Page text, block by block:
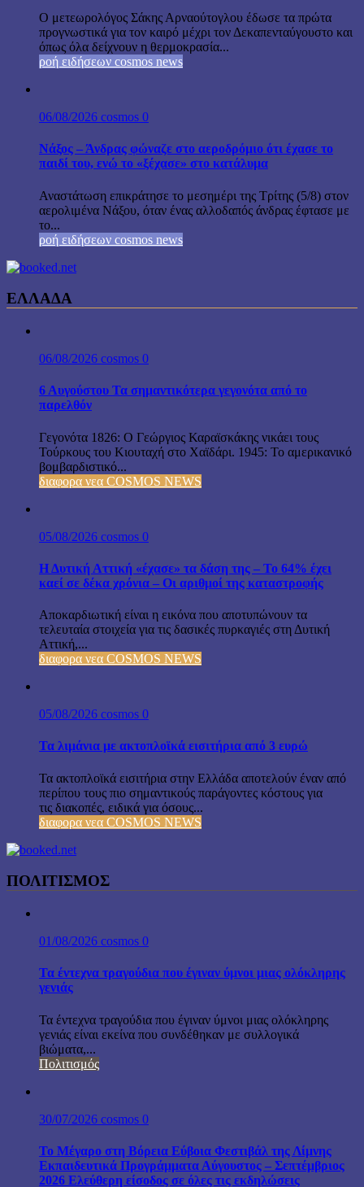
Ο μετεωρολόγος Σάκης Αρναούτογλου έδωσε τα πρώτα
προγνωστικά για τον καιρό μέχρι τον Δεκαπενταύγουστο και
όπως όλα δείχνουν η θερμοκρασία...
ροή ειδήσεων cosmos news
06/08/2026 cosmos 0
Νάξος – Άνδρας φώναζε στο αεροδρόμιο ότι έχασε το
παιδί του, ενώ το «ξέχασε» στο κατάλυμα
Αναστάτωση επικράτησε το μεσημέρι της Τρίτης (5/8) στον
αερολιμένα Νάξου, όταν ένας αλλοδαπός άνδρας έφτασε με
το...
ροή ειδήσεων cosmos news
ΕΛΛΑΔΑ
06/08/2026 cosmos 0
6 Αυγούστου Τα σημαντικότερα γεγονότα από το
παρελθόν
Γεγονότα 1826: Ο Γεώργιος Καραϊσκάκης νικάει τους
Τούρκους του Κιουταχή στο Χαϊδάρι. 1945: Το αμερικανικό
βομβαρδιστικό...
διαφορα νεα COSMOS NEWS
05/08/2026 cosmos 0
Η Δυτική Αττική «έχασε» τα δάση της – Το 64% έχει
καεί σε δέκα χρόνια – Οι αριθμοί της καταστροφής
Αποκαρδιωτική είναι η εικόνα που αποτυπώνουν τα
τελευταία στοιχεία για τις δασικές πυρκαγιές στη Δυτική
Αττική,...
διαφορα νεα COSMOS NEWS
05/08/2026 cosmos 0
Τα λιμάνια με ακτοπλοϊκά εισιτήρια από 3 ευρώ
Τα ακτοπλοϊκά εισιτήρια στην Ελλάδα αποτελούν έναν από
περίπου τους πιο σημαντικούς παράγοντες κόστους για
τις διακοπές, ειδικά για όσους...
διαφορα νεα COSMOS NEWS
ΠΟΛΙΤΙΣΜΟΣ
01/08/2026 cosmos 0
Τα έντεχνα τραγούδια που έγιναν ύμνοι μιας ολόκληρης
γενιάς
Τα έντεχνα τραγούδια που έγιναν ύμνοι μιας ολόκληρης
γενιάς είναι εκείνα που συνδέθηκαν με συλλογικά
βιώματα,...
Πολιτισμός
30/07/2026 cosmos 0
Το Μέγαρο στη Βόρεια Εύβοια Φεστιβάλ της Λίμνης
Εκπαιδευτικά Προγράμματα Αύγουστος – Σεπτέμβριος
2026 Ελεύθερη είσοδος σε όλες τις εκδηλώσεις